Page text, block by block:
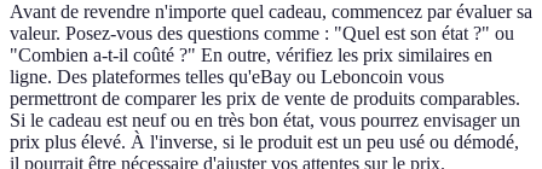
Avant de revendre n'importe quel cadeau, commencez par évaluer sa
valeur. Posez-vous des questions comme : "Quel est son état ?" ou
"Combien a-t-il coûté ?" En outre, vérifiez les prix similaires en
ligne. Des plateformes telles qu'eBay ou Leboncoin vous
permettront de comparer les prix de vente de produits comparables.
Si le cadeau est neuf ou en très bon état, vous pourrez envisager un
prix plus élevé. À l'inverse, si le produit est un peu usé ou démodé,
il pourrait être nécessaire d'ajuster vos attentes sur le prix.